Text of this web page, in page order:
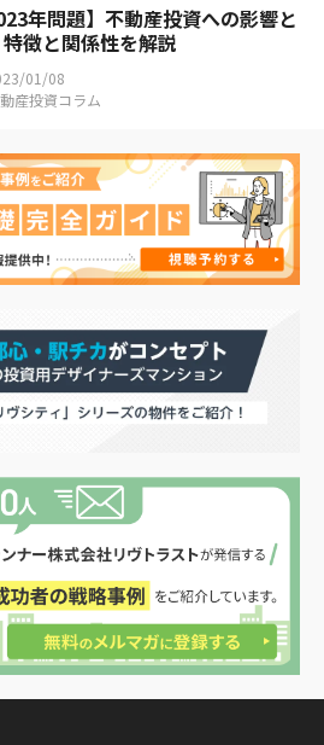
年問題】不動産投資への影響と
徴と関係性を解説
01/08
産投資コラム